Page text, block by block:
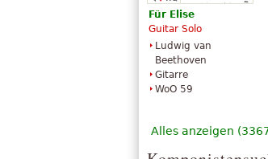
Für Elise
Guitar Solo
Ludwig van
Beethoven
Gitarre
WoO 59
Alles anzeigen